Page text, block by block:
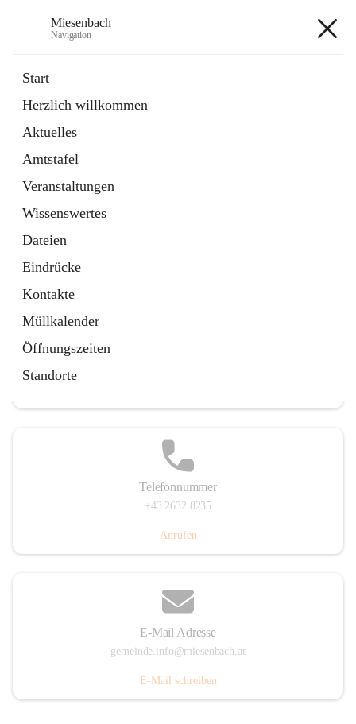
Miesenbach
Navigation
Start
Herzlich willkommen
Aktuelles
Amtstafel
Veranstaltungen
Wissenswertes
Dateien
Eindrücke
Kontakte
Müllkalender
Öffnungszeiten
Standorte
Externe Webseite
in
Tab
Region Schneebergland
Externe Webseite
öffnet
in
neuem
Tab
Telefonnummer
+43 2632 8235
Anrufen
E-Mail Adresse
gemeinde.info@miesenbach.at
E-Mail schreiben